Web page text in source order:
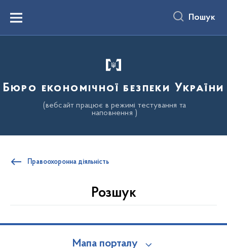
вмістуMenu Пошук
Бюро економічної безпеки України
(вебсайт працює в режимі тестування та
наповнення )
Правоохоронна діяльність
Розшук
Мапа порталу